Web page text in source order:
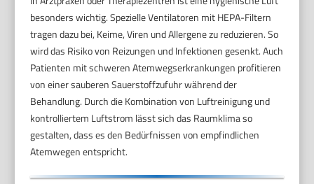
besonders wichtig. Spezielle Ventilatoren mit HEPA-Filtern
tragen dazu bei, Keime, Viren und Allergene zu reduzieren. So
wird das Risiko von Reizungen und Infektionen gesenkt. Auch
Patienten mit schweren Atemwegserkrankungen profitieren
von einer sauberen Sauerstoffzufuhr während der
Behandlung. Durch die Kombination von Luftreinigung und
kontrolliertem Luftstrom lässt sich das Raumklima so
gestalten, dass es den Bedürfnissen von empfindlichen
Atemwegen entspricht.